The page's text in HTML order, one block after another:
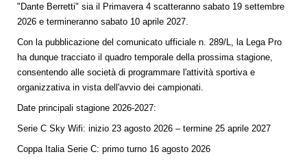
"Dante Berretti" sia il Primavera 4 scatteranno sabato 19 settembre
2026 e termineranno sabato 10 aprile 2027.
Con la pubblicazione del comunicato ufficiale n. 289/L, la Lega Pro
ha dunque tracciato il quadro temporale della prossima stagione,
consentendo alle società di programmare l'attività sportiva e
organizzativa in vista dell'avvio dei campionati.
Date principali stagione 2026-2027:
Serie C Sky Wifi: inizio 23 agosto 2026 – termine 25 aprile 2027
Coppa Italia Serie C: primo turno 16 agosto 2026